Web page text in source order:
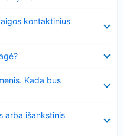
kontaktinius
Kada bus
arba išankstinis